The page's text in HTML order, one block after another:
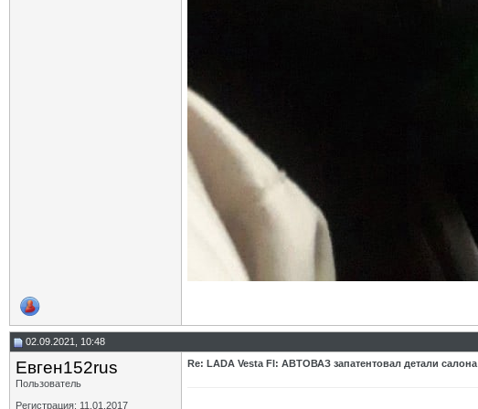
02.09.2021, 10:48
Евген152rus
Пользователь
Регистрация: 11.01.2017
Re: LADA Vesta Fl: АВТОВАЗ запатентовал детали салона